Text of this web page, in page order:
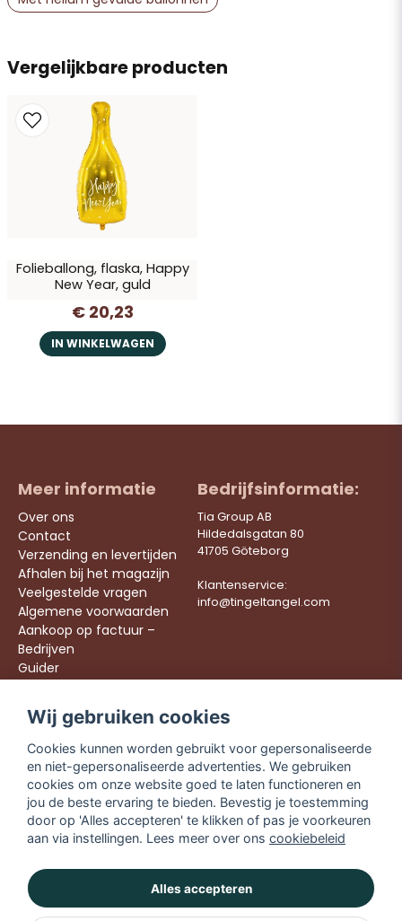
email
E-mailadres
Ja, u mag mijn vraag publiceren
Vergelijkbare producten
Folieballong, flaska, Happy
New Year, guld
€ 20,23
IN WINKELWAGEN
Meer informatie
Over ons
Contact
Verzending en levertijden
Afhalen bij het magazijn
Veelgestelde vragen
Algemene voorwaarden
Aankoop op factuur –
Bedrijven
Guider
Bedrijfsinformatie:
Tia Group AB
Hildedalsgatan 80
41705 Göteborg
Klantenservice:
info@tingeltangel.com
Följ oss:
Instagram
Facebook
TikTok
YouTube
Snelle leveringen
Veilig winkelen
Gratis verzending
vanaf €49,90
Wij gebruiken cookies
Cookies kunnen worden gebruikt voor gepersonaliseerde
en niet-gepersonaliseerde advertenties. We gebruiken
cookies om onze website goed te laten functioneren en
jou de beste ervaring te bieden. Bevestig je toestemming
door op 'Alles accepteren' te klikken of pas je voorkeuren
aan via instellingen. Lees meer over ons cookiebeleid
Alles accepteren